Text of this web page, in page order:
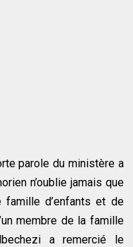
parole du ministère a
n’oublie jamais que
d’enfants et de
membre de la famille
a remercié le